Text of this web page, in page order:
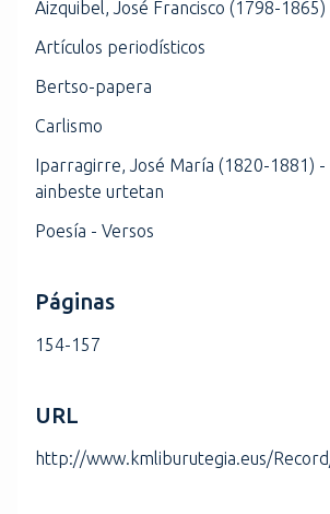
Aizquibel, José Francisco (1798-1865)
Artículos periodísticos
Bertso-papera
Carlismo
Iparragirre, José María (1820-1881) -
ainbeste urtetan
Poesía - Versos
Páginas
154-157
URL
http://www.kmliburutegia.eus/